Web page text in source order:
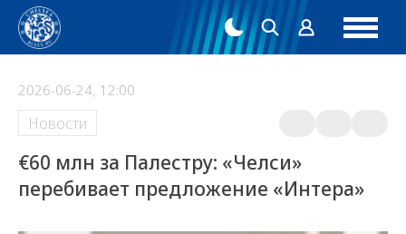
2026-06-24, 12:00
Новости
€60 млн за Палестру: «Челси»
перебивает предложение «Интера»